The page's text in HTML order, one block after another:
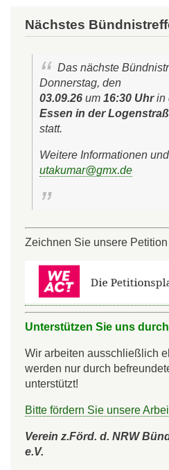
Nächstes
Das nächste
Donnerstag, den
03.09.26 um 16:30 Uhrin
Essen in der
statt.
Weitere Informationen
utakumar@gmx.de
Zeichnen Sie unsere
Unterstützen Sie uns
Wir arbeiten ausschließlich
werden nur durch
unterstützt!
Bitte fördern Sie unsere
Verein z.Förd. d. NRW
e.V.